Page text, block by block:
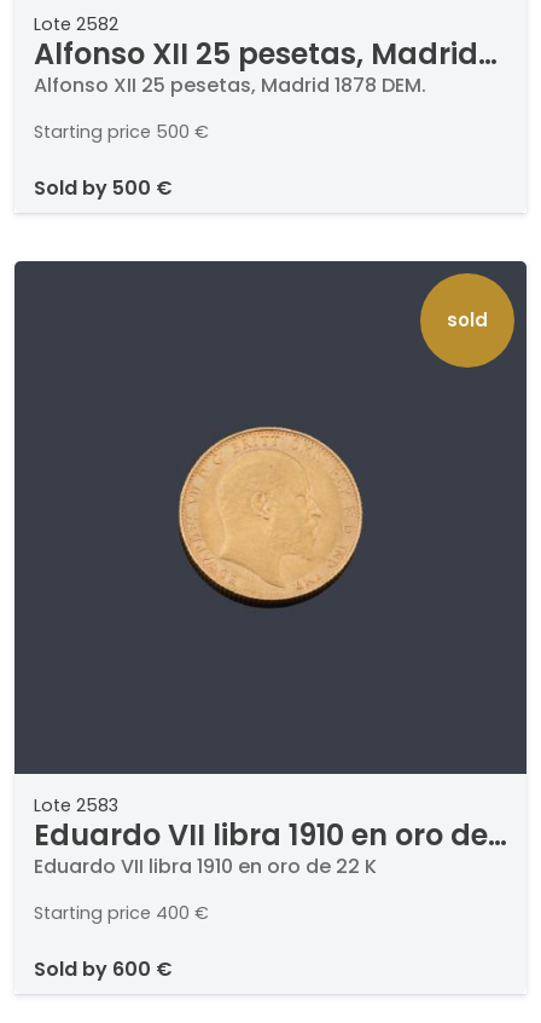
Lote 2582
Alfonso XII 25 pesetas, Madrid
1878 DEM.
Alfonso XII 25 pesetas, Madrid 1878 DEM.
Starting price 500 €
sold by 500 €
sold
Lote 2583
Eduardo VII libra 1910 en oro de
22 K
Eduardo VII libra 1910 en oro de 22 K
Starting price 400 €
sold by 600 €